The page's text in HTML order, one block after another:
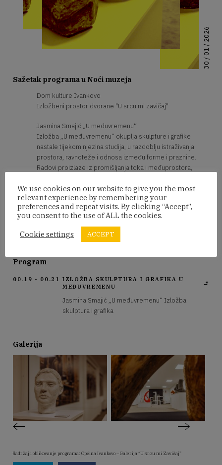
30 / 01 / 2026
Sažetak programa u Noći muzeja
Dom kulture Ivankovo
Izložbeni prostor dvorane "U srcu mi zavičaj"
Jasmina Smajić „U međuvremenu“
Izložba „U međuvremenu“ okuplja skulpture i grafike
nastale tijekom njezina studija, u razdoblju istraživanja
prostora, ravnoteže i odnosa između forme i praznine.
Radovi proizlaze iz promišljanja toka i međuprostora,
promatranja. Izložba predstavlja trenutak zadržavanja u
vremenu prijelaza, između učenja i samostalnog stvaranja,
između materije i misli, između vidljivog i nevidljivog, ali i
između razdoblja obrazovanja i početka samostalnog
umjetničkog puta.
Program
00.19 - 00.21 IZLOŽBA SKULPTURA I GRAFIKA U
MEĐUVREMENU
Jasmina Smajić „U međuvremenu“ Izložba
skulptura i grafika
Galerija
Sadržaj i oblikovanje programa: Općina Ivankovo – Galerija “U srcu mi Zavičaj”
We use cookies on our website to give you the most
relevant experience by remembering your
preferences and repeat visits. By clicking “Accept”,
you consent to the use of ALL the cookies.
Cookie settings
ACCEPT